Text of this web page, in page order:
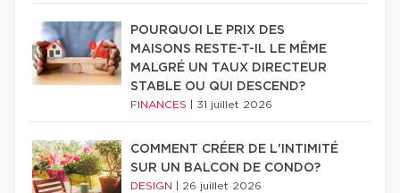
POURQUOI LE PRIX DES
MAISONS RESTE-T-IL LE MÊME
MALGRÉ UN TAUX DIRECTEUR
STABLE OU QUI DESCEND?
FINANCES 31 juillet 2026
COMMENT CRÉER DE L'INTIMITÉ
SUR UN BALCON DE CONDO?
DESIGN 26 juillet 2026